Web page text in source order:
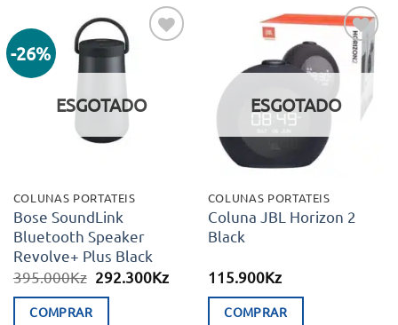
-26%
Adicionar
aos meus
ESGOTADO
COLUNAS PORTATEIS
Bose SoundLink
Bluetooth Speaker
Revolve+ Plus Black
395.000Kz O
292.300KzO
COMPRAR
Adicionar
aos meus
desejos
ESGOTADO
COLUNAS PORTATEIS
Coluna JBL Horizon 2
Black
115.900Kz
COMPRAR